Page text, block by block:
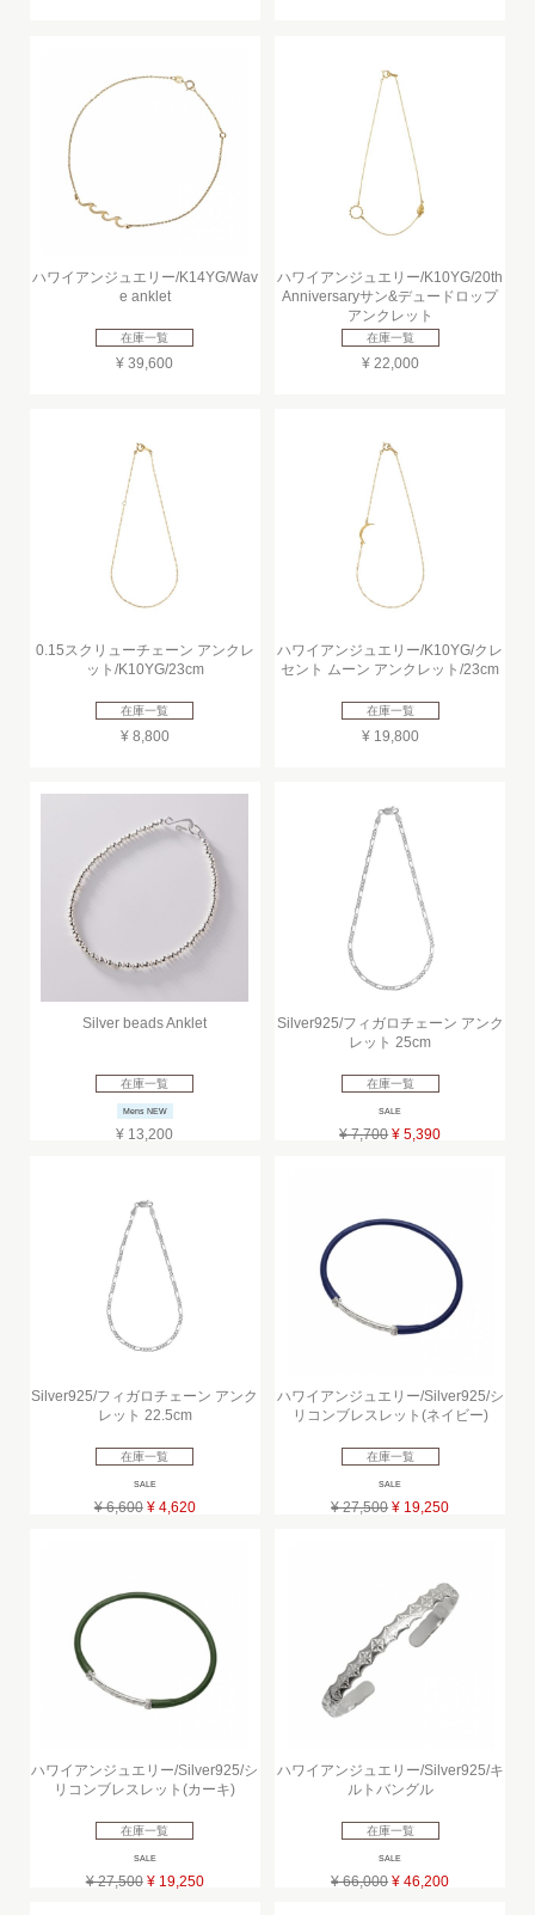
ハワイアンジュエリー/K14YG/Wav
e anklet
在庫一覧
¥ 39,600
ハワイアンジュエリー/K10YG/20th
Anniversaryサン&デュードロップ
アンクレット
在庫一覧
¥ 22,000
0.15スクリューチェーン アンクレ
ット/K10YG/23cm
在庫一覧
¥ 8,800
ハワイアンジュエリー/K10YG/クレ
セント ムーン アンクレット/23cm
在庫一覧
¥ 19,800
Silver beads Anklet
在庫一覧
Mens NEW
¥ 13,200
Silver925/フィガロチェーン アンク
レット 25cm
在庫一覧
SALE
¥ 7,700 ¥ 5,390
Silver925/フィガロチェーン アンク
レット 22.5cm
在庫一覧
SALE
¥ 6,600 ¥ 4,620
ハワイアンジュエリー/Silver925/シ
リコンブレスレット(ネイビー)
在庫一覧
SALE
¥ 27,500 ¥ 19,250
ハワイアンジュエリー/Silver925/シ
リコンブレスレット(カーキ)
在庫一覧
SALE
¥ 27,500 ¥ 19,250
ハワイアンジュエリー/Silver925/キ
ルトバングル
在庫一覧
SALE
¥ 66,000 ¥ 46,200